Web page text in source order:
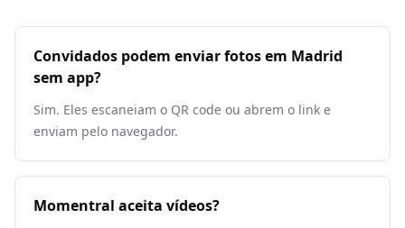
Convidados podem enviar fotos em Madrid
sem app?
Sim. Eles escaneiam o QR code ou abrem o link e
enviam pelo navegador.
Momentral aceita vídeos?